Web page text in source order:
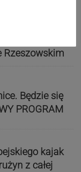
po kolejne
Rzeszowskim
Będzie się
PROGRAM
kajak
z całej